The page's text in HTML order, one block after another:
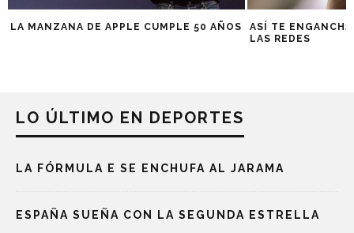
LA MANZANA DE APPLE CUMPLE 50 AÑOS
ASÍ TE
LAS REDES
LO ÚLTIMO EN DEPORTES
LA FÓRMULA E SE ENCHUFA AL JARAMA
ESPAÑA SUEÑA CON LA SEGUNDA ESTRELLA